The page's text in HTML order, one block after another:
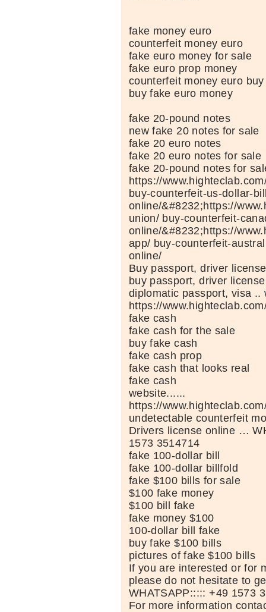
fake money euro
counterfeit money euro
fake euro money for sale
fake euro prop money
counterfeit money euro buy
buy fake euro money
fake 20-pound notes
new fake 20 notes for sale
fake 20 euro notes
fake 20 euro notes for sale
fake 20-pound notes for
https://
buy-counterfeit-us-dollar-
online/&#8232;https://
union/ buy-counterfeit-
online/&#8232;https://
app/ buy-counterfeit-
online/
Buy passport, driver
buy passport, driver
diplomatic passport, visa ..
https://
fake cash
fake cash for the sale
buy fake cash
fake cash prop
fake cash that looks real
fake cash
website......
https://
undetectable counterfeit
Drivers license online …
1573 3514714
fake 100-dollar bill
fake 100-dollar billfold
fake $100 bills for sale
$100 fake money
$100 bill fake
fake money $100
100-dollar bill fake
buy fake $100 bills
pictures of fake $100 bills
If you are interested or for
please do not hesitate to
WHATSAPP::::: +49 1573
For more information